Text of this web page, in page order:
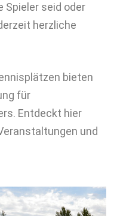
Spieler seid oder
herzliche
bieten
für
Entdeckt hier
und